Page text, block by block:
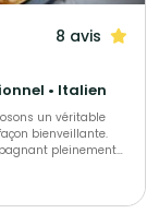
8 avis
• Italien
un véritable
bienveillante.
pleinement
Il est
si nécessaire. Ces